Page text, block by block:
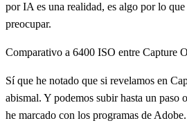
por IA es una realidad, es algo por lo
preocupar.
Comparativo a 6400 ISO entre Capture
Sí que he notado que si revelamos en
abismal. Y podemos subir hasta un paso
he marcado con los programas de